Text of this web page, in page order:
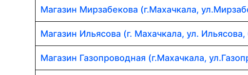
Магазин Мирзабекова (г.Махачкала,
Магазин Ильясова (г. Махачкала, ул. Ильясова,
Магазин Газопроводная (г.Махачкала,